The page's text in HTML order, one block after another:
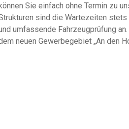
Sie einfach ohne Termin zu
sind die Wartezeiten
umfassende Fahrzeugprüfung
neuen Gewerbegebiet „An den